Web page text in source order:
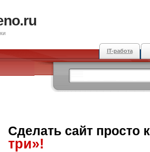
IT-работа
Сделать сайт просто
три»!